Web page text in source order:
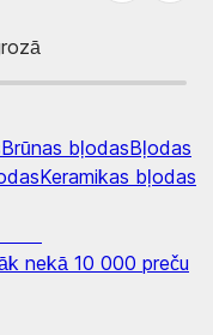
Brūnas bļodasBļodas
Keramikas bļodas
nekā 10 000 preču